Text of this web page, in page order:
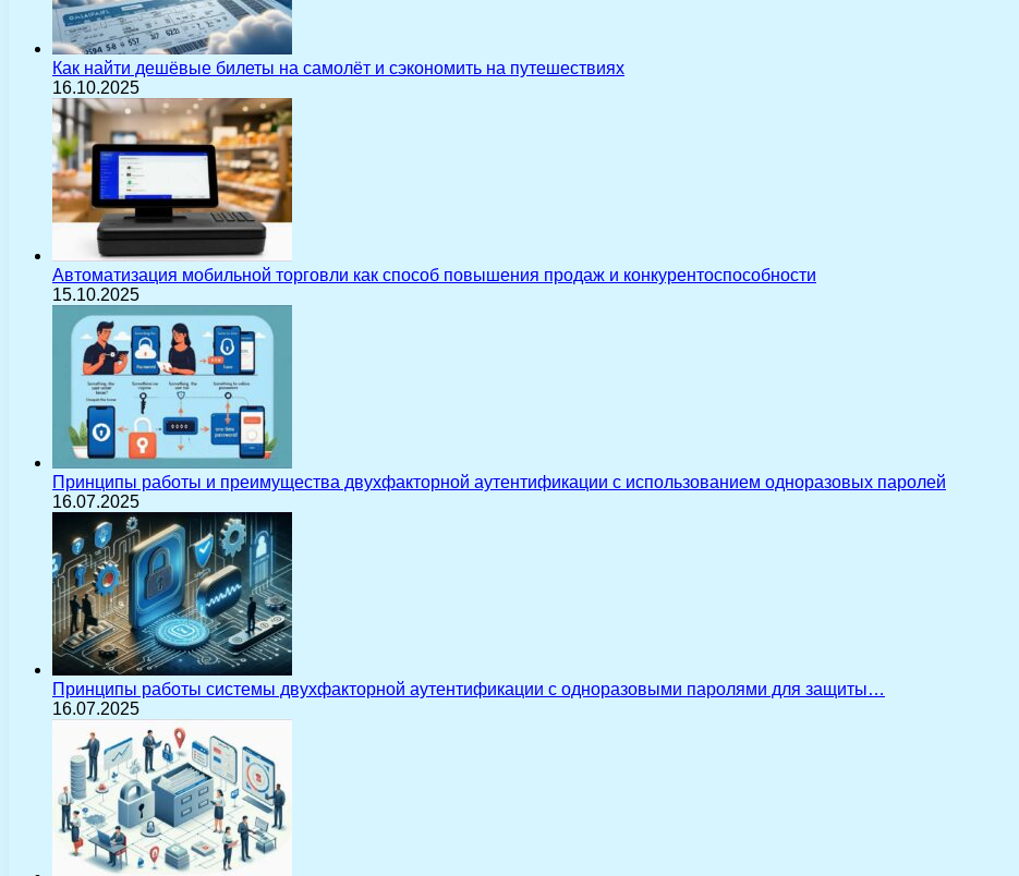
Как найти дешёвые билеты на самолёт и сэкономить на путешествиях
16.10.2025
Автоматизация мобильной торговли как способ повышения продаж и конкурентоспособности
15.10.2025
Принципы работы и преимущества двухфакторной аутентификации с использованием одноразовых паролей
16.07.2025
Принципы работы системы двухфакторной аутентификации с одноразовыми паролями для защиты…
16.07.2025